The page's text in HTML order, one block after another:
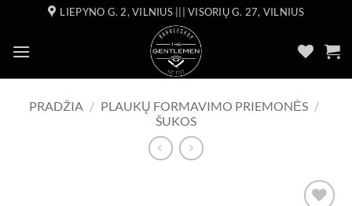
content
LIEPYNO G. 2, VILNIUS ||| VISORIŲ G. 27, VILNIUS
PRADŽIA / PLAUKŲ FORMAVIMO PRIEMONĖS /
ŠUKOS